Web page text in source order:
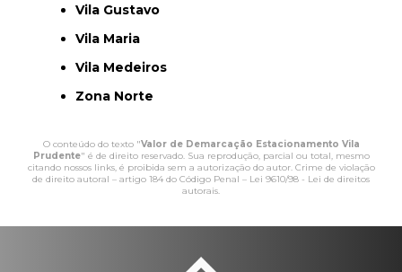
Vila Gustavo
Vila Maria
Vila Medeiros
Zona Norte
O conteúdo do texto "Valor de Demarcação Estacionamento Vila
Prudente" é de direito reservado. Sua reprodução, parcial ou total, mesmo
citando nossos links, é proibida sem a autorização do autor. Crime de violação
de direito autoral – artigo 184 do Código Penal – Lei 9610/98 - Lei de direitos
autorais